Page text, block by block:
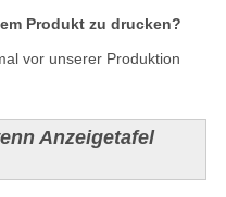
Produkt zu drucken?
vor unserer Produktion
Anzeigetafel